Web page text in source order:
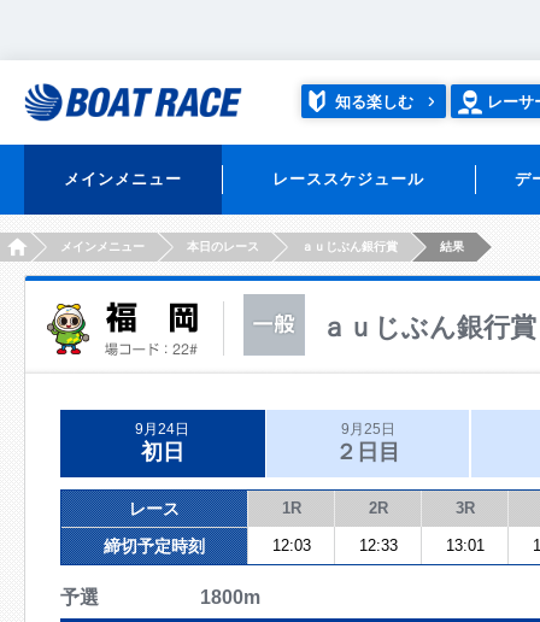
知る楽しむ レーサ
メインメニュー レーススケジュール デ
HOMEメインメニュー 本日のレース ａｕじぶん銀行賞 結果
ａｕじぶん銀行賞
9月24日
初日
9月25日
２日目
レース 1R 2R 3R
締切予定時刻 12:03 12:33 13:01
予選 1800m